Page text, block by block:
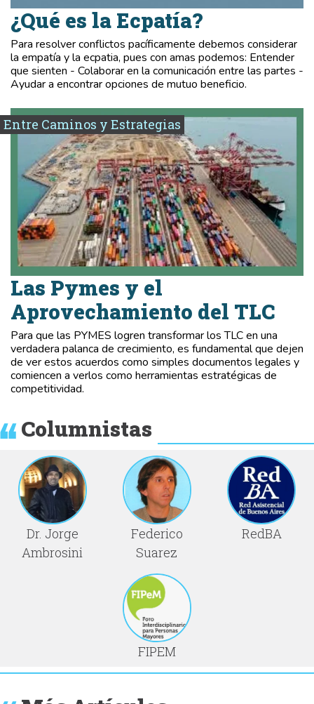
¿Qué es la Ecpatía?
Para resolver conflictos pacíficamente debemos considerar
la empatía y la ecpatia, pues con amas podemos: Entender
que sienten - Colaborar en la comunicación entre las partes -
Ayudar a encontrar opciones de mutuo beneficio.
Entre Caminos y Estrategias
Las Pymes y el
Aprovechamiento del TLC
Para que las PYMES logren transformar los TLC en una
verdadera palanca de crecimiento, es fundamental que dejen
de ver estos acuerdos como simples documentos legales y
comiencen a verlos como herramientas estratégicas de
competitividad.
Columnistas
Dr. Jorge
Ambrosini
Federico
Suarez
RedBA
FIPEM